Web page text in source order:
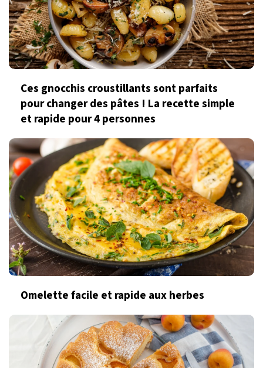
Ces gnocchis croustillants sont parfaits
pour changer des pâtes ! La recette simple
et rapide pour 4 personnes
Omelette facile et rapide aux herbes